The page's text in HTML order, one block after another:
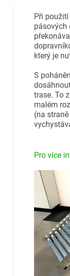
Při
pásových
který je
S
trase. To
malém
(na
Pro více